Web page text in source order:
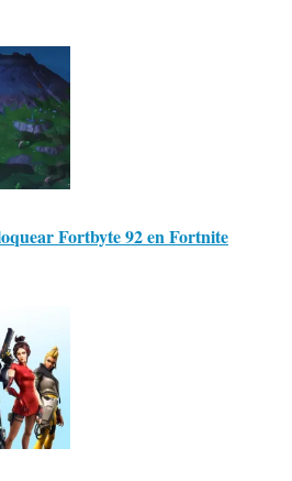
Fortbyte 92 en Fortnite